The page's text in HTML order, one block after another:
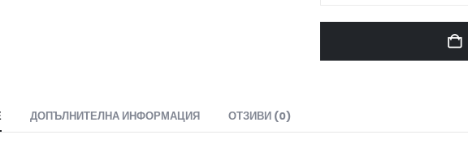
ДОПЪЛНИТЕЛНА ИНФОРМАЦИЯ ОТЗИВИ (0)